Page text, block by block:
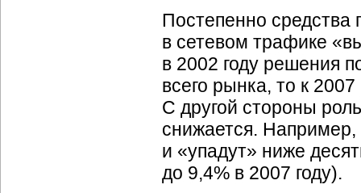
Постепенно средства
в сетевом трафике
в 2002 году решения
всего рынка, то к
С другой стороны
снижается.
и «упадут» ниже
до 9,4% в 2007 году).